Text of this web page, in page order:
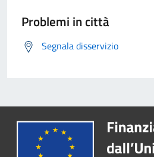
Problemi in città
Segnala disservizio